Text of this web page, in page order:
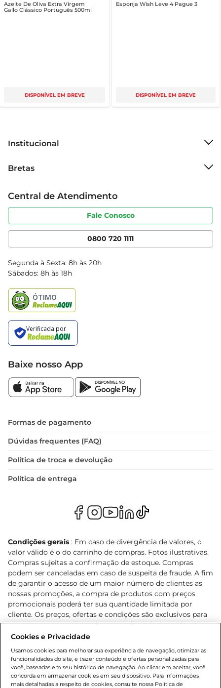
Azeite De Oliva Extra Virgem
Gallo Clássico Português 500ml
DISPONÍVEL EM BREVE
Esponja Wish Leve 4 Pague 3
DISPONÍVEL EM BREVE
Institucional
Grupo Cencosud
Sobre privacidade
Portal do fornecedor
Cencosud Media
Bretas
Produtos Bretas
Código de ética
Serviços
Clube Bretas
Blog Bretas
Black Friday
Central de Atendimento
Fale Conosco
0800 720 1111
Segunda à Sexta: 8h às 20h
Sábados: 8h às 18h
Baixe nosso App
Formas de pagamento
Dúvidas frequentes (FAQ)
Política de troca e devolução
Política de entrega
Condições gerais : Em caso de divergência de valores, o
valor válido é o do carrinho de compras. Fotos ilustrativas.
Compras sujeitas a confirmação de estoque. Compras
podem ser canceladas em caso de suspeita de fraude. A fim
de garantir o acesso de um maior número de clientes as
nossas promoções, a compra de produtos com preços
promocionais poderá ter sua quantidade limitada por
cliente. Os preços, ofertas e condições são exclusivos para
o e-commerce e válidos durante o dia de hoje, podendo
sofrer alterações sem prévia notificação. Proibida a venda
Lei n.º 8069/90, art. 81, inciso II (Estatuto da Criança e do
Adolescente). Preços e condições exclusivos para o
www.bretas.com.br, podendo sofrer alterações sem aviso
Cookies e Privacidade
Usamos cookies para melhorar sua experiência de navegação, otimizar as
funcionalidades do site, e trazer conteúdo e ofertas personalizadas para
você, baseadas em seu histórico de navegação. Ao clicar em aceitar, você
concorda em armazenar cookies em seu dispositivo. Para informações
mais detalhadas a respeito de cookies, consulte nossa Política de